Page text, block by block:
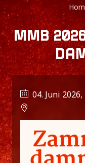
MMB
04. Juni 2026,